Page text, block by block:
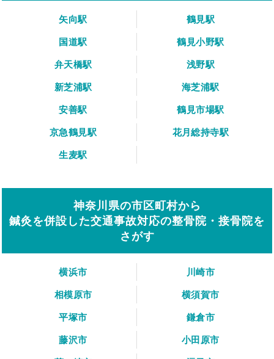
矢向駅
鶴見駅
国道駅
鶴見小野駅
弁天橋駅
浅野駅
新芝浦駅
海芝浦駅
安善駅
鶴見市場駅
京急鶴見駅
花月総持寺駅
生麦駅
神奈川県の市区町村から
鍼灸を併設した交通事故対応の整骨院・接骨院を
さがす
横浜市
川崎市
相模原市
横須賀市
平塚市
鎌倉市
藤沢市
小田原市